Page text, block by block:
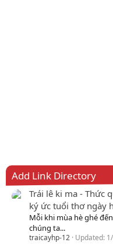
Add Link Directory
Trái lê ki ma - Thức
ký ức tuổi thơ ngày
Mỗi khi mùa hè ghé
chúng ta...
traicayhp-12 Updated: